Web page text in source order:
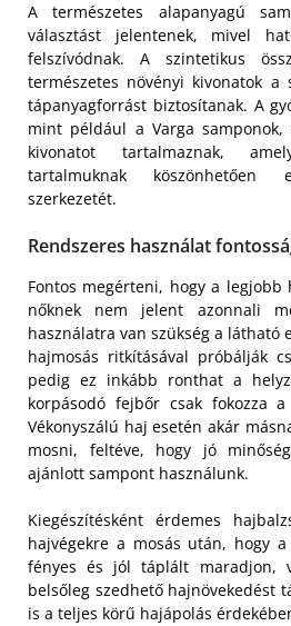
A természetes alapanyagú
választást jelentenek, mivel
felszívódnak. A szintetikus
természetes növényi kivonatok a
tápanyagforrást biztosítanak. A
mint például a Varga
kivonatot tartalmaznak,
tartalmuknak
szerkezetét.
Rendszeres használat
Fontos megérteni, hogy a
nőknek nem jelent azonnali
használatra van szükség a látható
hajmosás ritkításával próbálják
pedig ez inkább ronthat a
korpásodó fejbőr csak fokozza
Vékonyszálú haj esetén akár
mosni, feltéve, hogy jó
ajánlott sampont használunk.
Kiegészítésként érdemes
hajvégekre a mosás után, hogy
fényes és jól táplált maradjon,
belsőleg szedhető hajnövekedést
is a teljes körű hajápolás